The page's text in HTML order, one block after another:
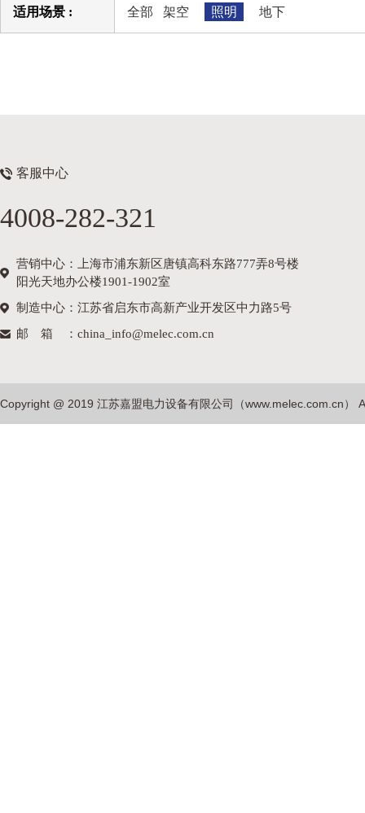
适用场景 : 全部 架空 照明 地下
客服中心
4008-282-321
营销中心：上海市浦东新区唐镇高科东路777弄8号楼
阳光天地办公楼1901-1902室
制造中心：江苏省启东市高新产业开发区中力路5号
邮箱
：china_info@melec.com.cn
Copyright @ 2019 江苏嘉盟电力设备有限公司（www.melec.com.cn）